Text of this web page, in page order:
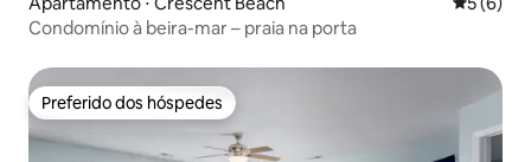
Condomínio à beira-mar – praia na porta
Preferido dos hóspedes
Preferido dos hóspedes